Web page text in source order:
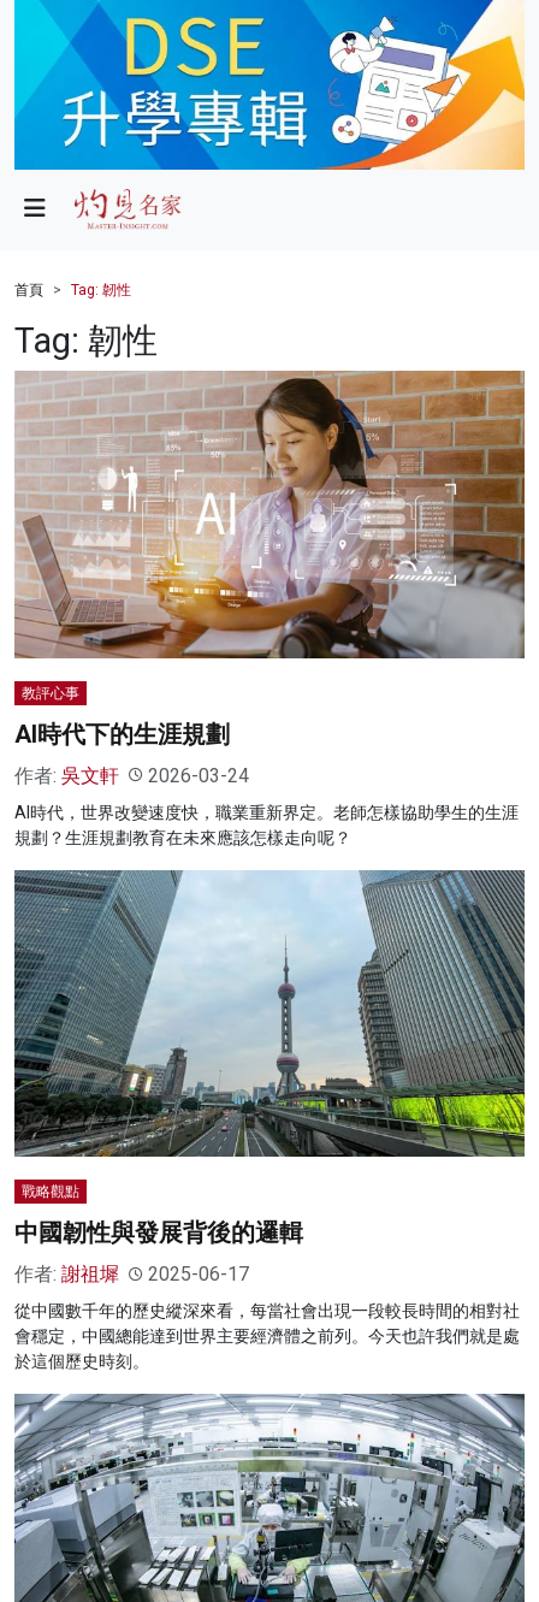
政局
財經
健康
商業
科技
影片
名家榜
灼見活動
首頁 Tag: 韌性
Tag: 韌性
教評心事
AI時代下的生涯規劃
作者: 吳文軒 2026-03-24
AI時代，世界改變速度快，職業重新界定。老師怎樣協助學生的生涯
規劃？生涯規劃教育在未來應該怎樣走向呢？
戰略觀點
中國韌性與發展背後的邏輯
作者: 謝祖墀 2025-06-17
從中國數千年的歷史縱深來看，每當社會出現一段較長時間的相對社
會穩定，中國總能達到世界主要經濟體之前列。今天也許我們就是處
於這個歷史時刻。